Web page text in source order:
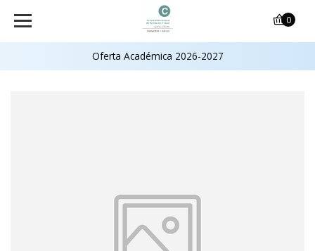
Oferta Académica 2026-2027
0